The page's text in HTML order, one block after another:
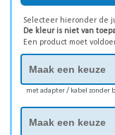
Selecteer hieronder de
De kleur is niet van
Een product moet
met adapter / kabel zonder